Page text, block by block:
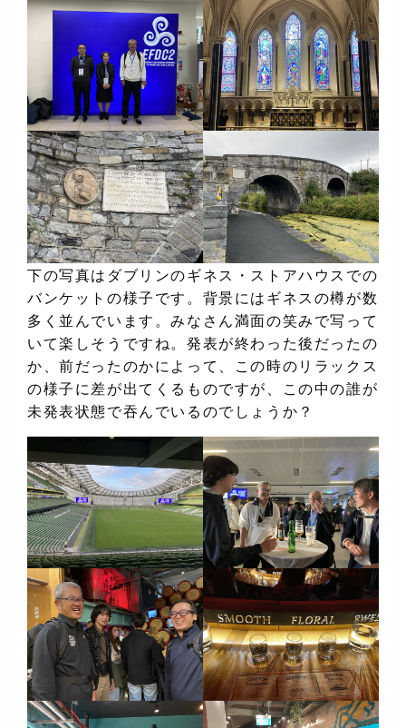
下の写真はダブリンのギネス・ストアハウスでの
バンケットの様子です。背景にはギネスの樽が数
多く並んでいます。みなさん満面の笑みで写って
いて楽しそうですね。発表が終わった後だったの
か、前だったのかによって、この時のリラックス
の様子に差が出てくるものですが、この中の誰が
未発表状態で吞んでいるのでしょうか？